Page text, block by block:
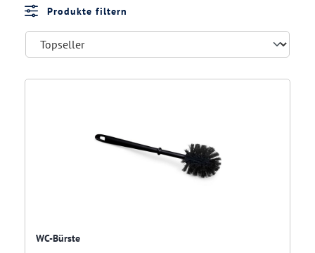
Produkte filtern
WC-Bürste